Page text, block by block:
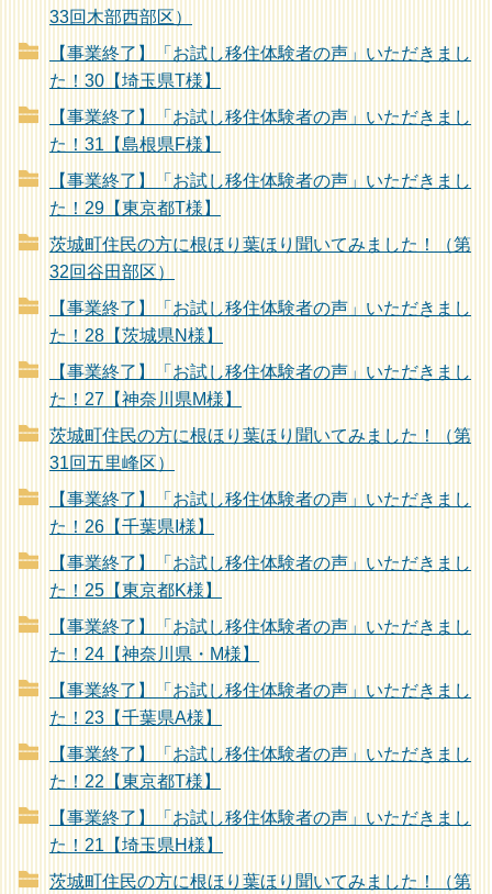
33回木部西部区）
【事業終了】「お試し移住体験者の声」いただきまし
た！30【埼玉県T様】
【事業終了】「お試し移住体験者の声」いただきまし
た！31【島根県F様】
【事業終了】「お試し移住体験者の声」いただきまし
た！29【東京都T様】
茨城町住民の方に根ほり葉ほり聞いてみました！（第
32回谷田部区）
【事業終了】「お試し移住体験者の声」いただきまし
た！28【茨城県N様】
【事業終了】「お試し移住体験者の声」いただきまし
た！27【神奈川県M様】
茨城町住民の方に根ほり葉ほり聞いてみました！（第
31回五里峰区）
【事業終了】「お試し移住体験者の声」いただきまし
た！26【千葉県I様】
【事業終了】「お試し移住体験者の声」いただきまし
た！25【東京都K様】
【事業終了】「お試し移住体験者の声」いただきまし
た！24【神奈川県・M様】
【事業終了】「お試し移住体験者の声」いただきまし
た！23【千葉県A様】
【事業終了】「お試し移住体験者の声」いただきまし
た！22【東京都T様】
【事業終了】「お試し移住体験者の声」いただきまし
た！21【埼玉県H様】
茨城町住民の方に根ほり葉ほり聞いてみました！（第